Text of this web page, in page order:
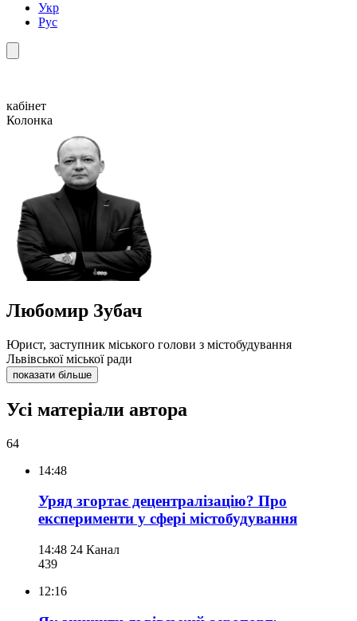
Укр
Рус
кабінет
Колонка
Любомир Зубач
Юрист, заступник міського голови з містобудування
Львівської міської ради
показати більше
Усі матеріали автора
64
14:48
Уряд згортає децентралізацію? Про
експерименти у сфері містобудування
14:48 24 Канал
439
12:16